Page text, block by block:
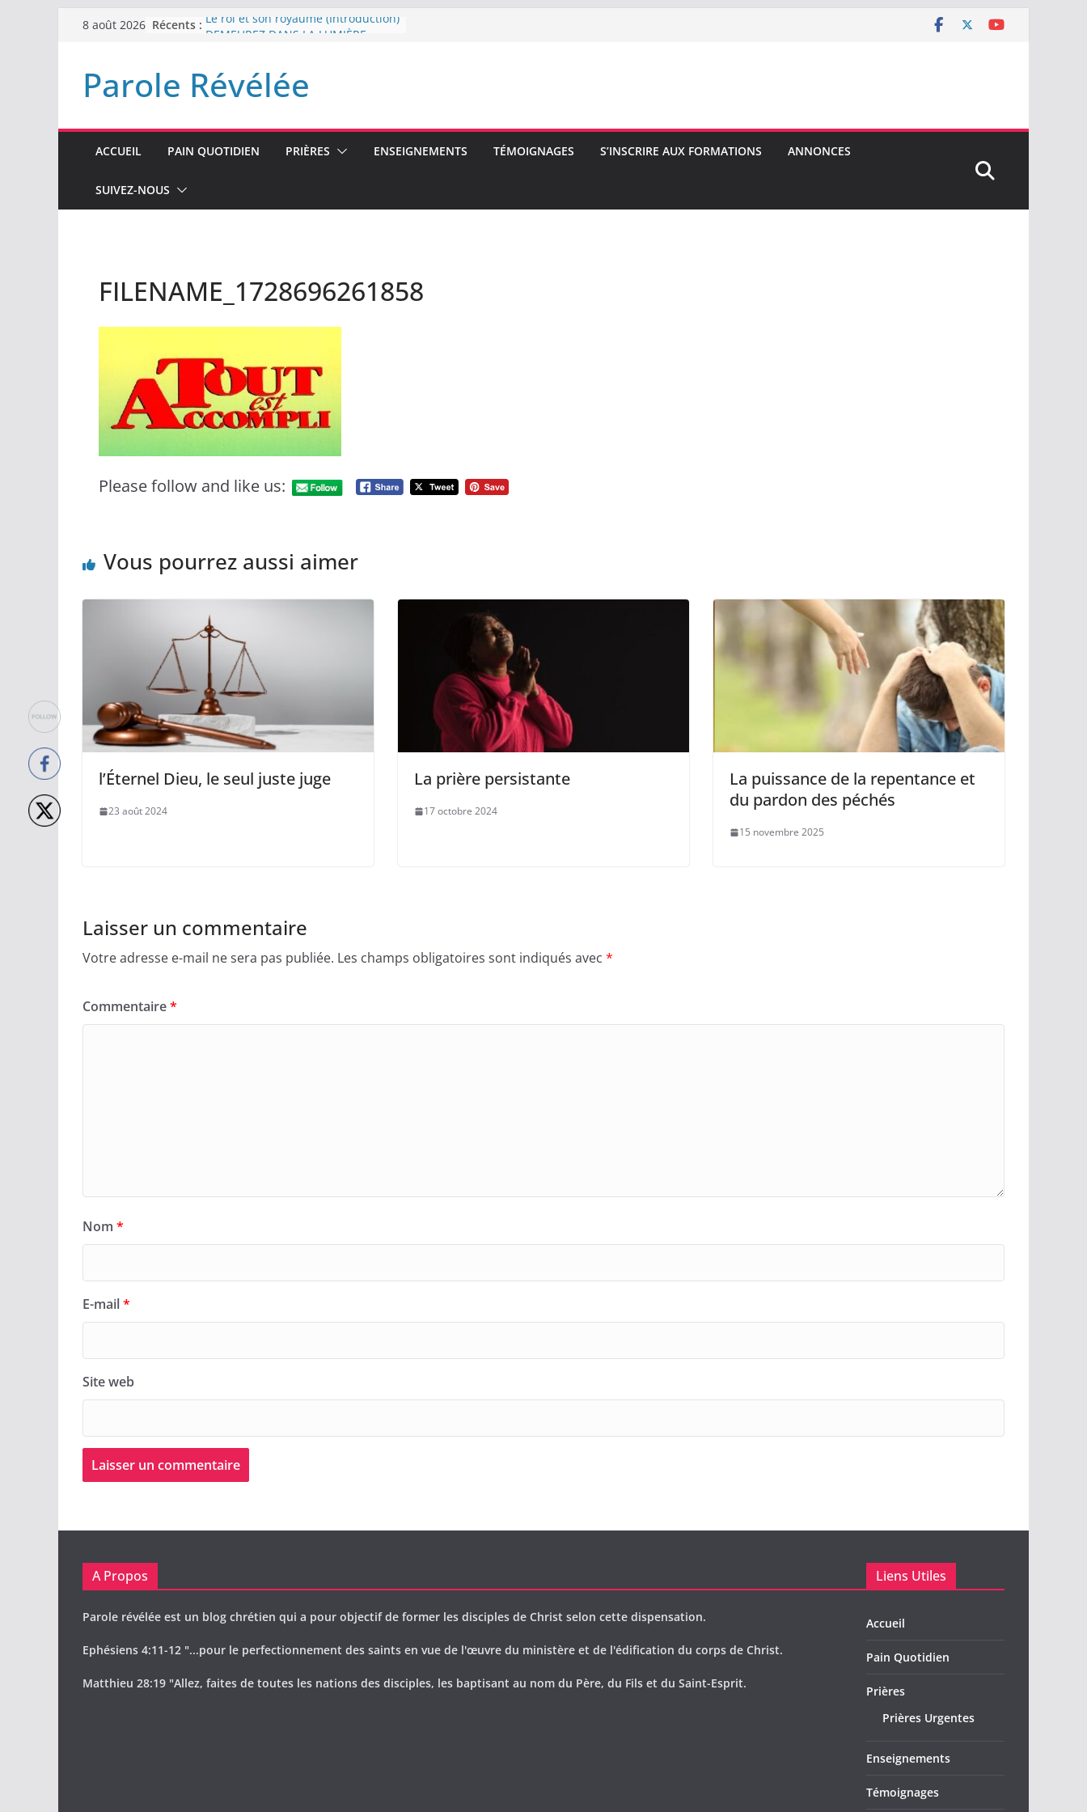
Passer8 août 2026 Récents : Le roi et son royaume (Introduction)
LA NUIT QUE DIEU A MENACE
LABAN
Parole Révélée
ACCUEIL PAIN QUOTIDIEN PRIÈRES ENSEIGNEMENTS TÉMOIGNAGES S’INSCRIRE AUX FORMATIONS ANNONCES
SUIVEZ-NOUS
FILENAME_1728696261858
Please follow and like us:
Vous pourrez aussi aimer
l’Éternel Dieu, le seul juste juge
23 août 2024
La prière persistante
17 octobre 2024
La puissance de la repentance et
du pardon des péchés
15 novembre 2025
Laisser un commentaire
Votre adresse e-mail ne sera pas publiée. Les champs obligatoires sont indiqués avec *
Commentaire*
Nom *
E-mail*
Site web
A Propos
Parole révélée est un blog chrétien qui a pour objectif de former les disciples de Christ selon cette dispensation.
Ephésiens 4:11-12 "...pour le perfectionnement des saints en vue de l'œuvre du ministère et de l'édification du corps de Christ.
Matthieu 28:19 "Allez, faites de toutes les nations des disciples, les baptisant au nom du Père, du Fils et du Saint-Esprit.
Liens Utiles
Accueil
Pain Quotidien
Prières
Prières Urgentes
Enseignements
Témoignages